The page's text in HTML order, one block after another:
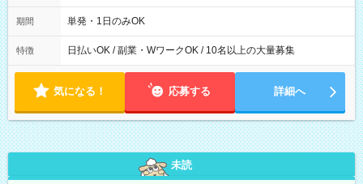
00～20：00
期間 単発・1日のみOK
特徴 日払いOK / 副業・WワークOK / 10名以上の大量募集
気になる！ 応募する 詳細へ
未読